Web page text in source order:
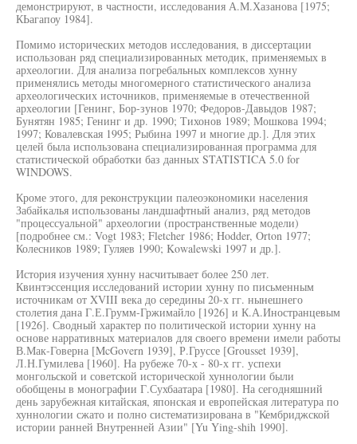
демонстрируют, в частности, исследования А.М.Хазанова [1975;
КЬагапоу 1984].
Помимо исторических методов исследования, в диссертации
использован ряд специализированных методик, применяемых в
археологии. Для анализа погребальных комплексов хунну
применялись методы многомерного статистического анализа
археологических источников, применяемые в отечественной
археологии [Генинг, Бор-зунов 1970; Федоров-Давыдов 1987;
Бунятян 1985; Генинг и др. 1990; Тихонов 1989; Мошкова 1994;
1997; Ковалевская 1995; Рыбина 1997 и многие др.]. Для этих
целей была использована специализированная программа для
статистической обработки баз данных STATISTICA 5.0 for
WINDOWS.
Кроме этого, для реконструкции палеоэкономики населения
Забайкалья использованы ландшафтный анализ, ряд методов
"процессуальной" археологии (пространственные модели)
[подробнее см.: Vogt 1983; Fletcher 1986; Hodder, Orton 1977;
Колесников 1989; Гуляев 1990; Kowalewski 1997 и др.].
История изучения хунну насчитывает более 250 лет.
Квинтэссенция исследований истории хунну по письменным
источникам от XVIII века до середины 20-х гг. нынешнего
столетия дана Г.Е.Грумм-Гржимайло [1926] и К.А.Иностранцевым
[1926]. Сводный характер по политической истории хунну на
основе нарративных материалов для своего времени имели работы
В.Мак-Говерна [McGovern 1939], Р.Груссе [Grousset 1939],
Л.Н.Гумилева [1960]. На рубеже 70-х - 80-х гг. успехи
монгольской и советской исторической хуннологии были
обобщены в монографии Г.Сухбаатара [1980]. На сегодняшний
день зарубежная китайская, японская и европейская литература по
хуннологии сжато и полно систематизирована в "Кембриджской
истории ранней Внутренней Азии" [Yu Ying-shih 1990].